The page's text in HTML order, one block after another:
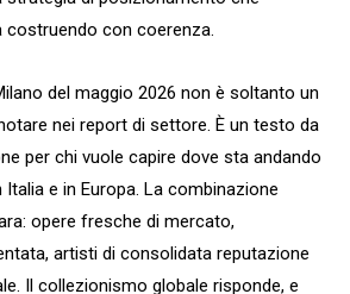
costruendo con coerenza.
del maggio 2026 non è soltanto un
nei report di settore. È un testo da
per chi vuole capire dove sta andando
Italia e in Europa. La combinazione
opere fresche di mercato,
artisti di consolidata reputazione
Il collezionismo globale risponde, e